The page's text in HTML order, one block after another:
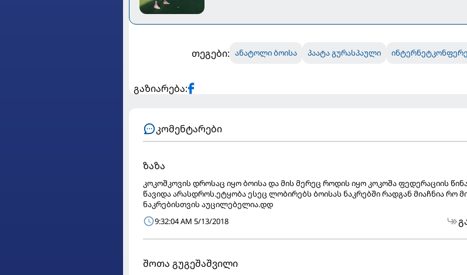
თეგები: ანატოლი ბოისა პაატა გურასპაული
გაზიარება:
კომენტარები
ზაზა
კოკოშკოვის დროსაც იყო ბოისა და მის მერეც როდის იყო კოკოშა ფედერაციის
წავიდა არასდროს.ეტყობა ესეც ლობირებს ბოისას ნაკრებში რადგან მიაჩნია რო
ნაკრებისთვის აუცილებელია.დდ
9:32:04 AM 5/13/2018
შოთა გუგეშაშვილი